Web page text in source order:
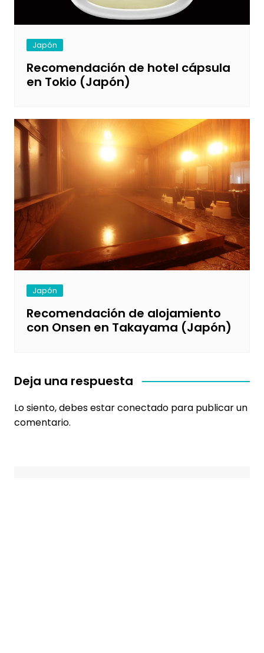
Japón
Recomendación de hotel cápsula
en Tokio (Japón)
Japón
Recomendación de alojamiento
con Onsen en Takayama (Japón)
Deja una respuesta
Lo siento, debes estarconectadopara publicar un
comentario.